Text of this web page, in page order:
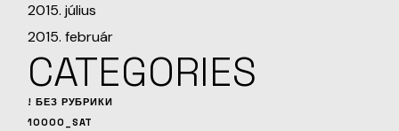
2015. július
2015. február
CATEGORIES
! БЕЗ РУБРИКИ
10000_SAT